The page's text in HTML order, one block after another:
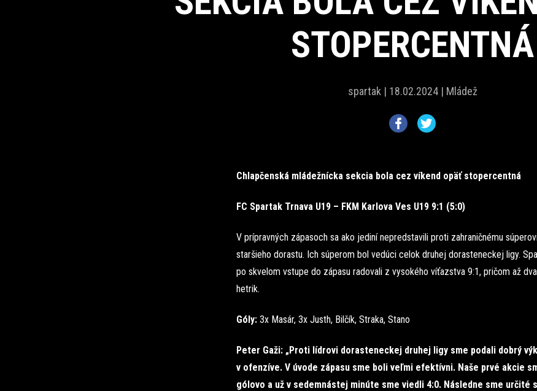
STOPERCENTNÁ
spartak | 18.02.2024 | Mládež
Chlapčenská mládežnícka sekcia bola cez víkend opäť stopercentná
FC Spartak Trnava U19 – FKM Karlova Ves U19 9:1 (5:0)
V prípravných zápasoch sa ako jediní nepredstavili proti zahraničnému
staršieho dorastu. Ich súperom bol vedúci celok druhej dorasteneckej ligy.
po skvelom vstupe do zápasu radovali z vysokého víťazstva 9:1, pričom až
hetrik.
Góly: 3x Masár, 3x Justh, Bilčík, Straka, Stano
Peter Gaži: „Proti lídrovi dorasteneckej druhej ligy sme podali dobrý
v ofenzíve. V úvode zápasu sme boli veľmi efektívni. Naše prvé akcie
gólovo a už v sedemnástej minúte sme viedli 4:0. Následne sme určité